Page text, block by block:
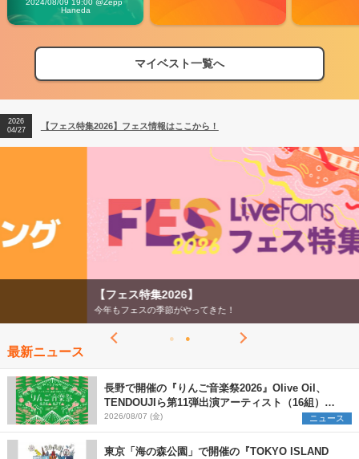
2024/08/09 19:00 @Zepp
Haneda
マイベスト一覧へ
【フェス特集2026】フェス情報はここから！
【ライブ動員ランキング】2026年上半期編発表！
2026
04/27
【フェス特集2026】フェス情報はここから！
2026
【ライブ動員ランキング】2026年上半期編発表！
【フェス特集2026】
今年もフェスの季節がやってきた！
最新ニュース
長野で開催の『りんご音楽祭2026』Olive Oil、
TENDOUJIら第11弾出演アーティスト（16組）を
発表
2026/08/07 (金) ニュース
東京「海の森公園」で開催の『TOKYO ISLAND